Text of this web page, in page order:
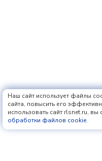
Наш сайт использует файлы
сайта, повысить его
использовать сайт rlsnet.ru, вы
обработки файлов cookie.